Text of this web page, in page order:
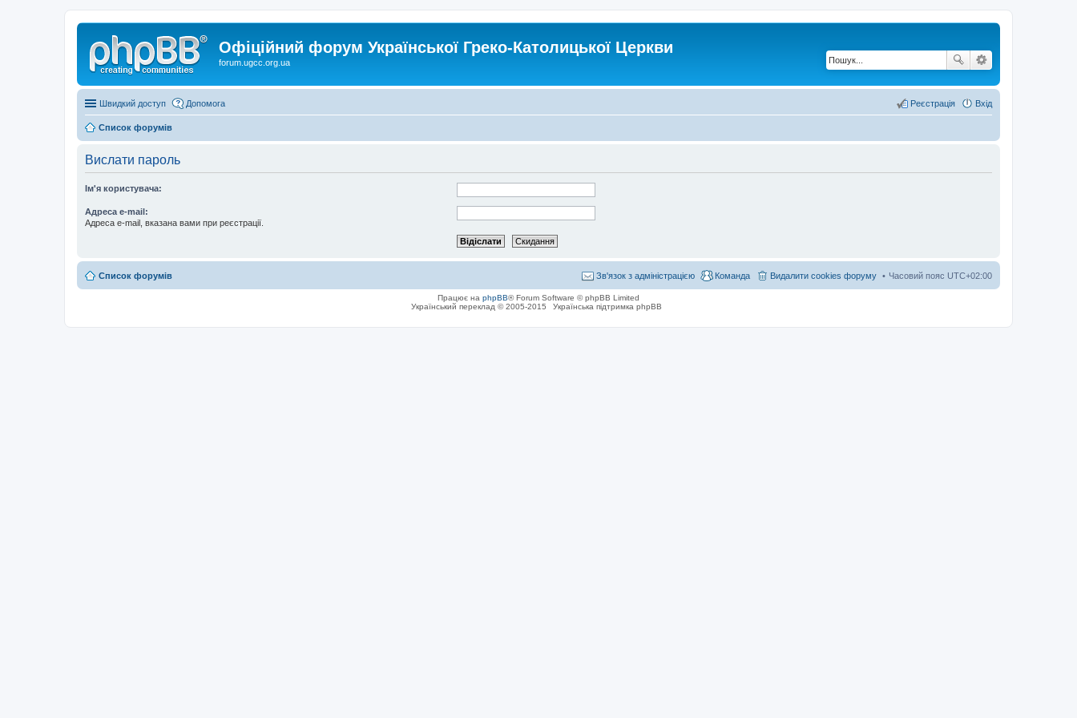
Офіційний форум Української Греко-Католицької Церкви
forum.ugcc.org.ua
Швидкий доступ Допомога Вхід
Реєстрація
Список форумів
Вислати пароль
Ім'я користувача:
Адреса e-mail:
Адреса e-mail, вказана вами при реєстрації.
Список форумів Часовий пояс UTC+02:00
Видалити cookies форуму
Команда
Зв'язок з адміністрацією
Працює на phpBB® Forum Software © phpBB Limited
Український переклад © 2005-2015
Українська підтримка phpBB